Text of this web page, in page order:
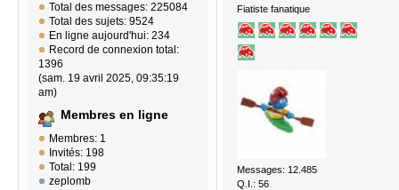
Total des messages: 225084
Total des sujets: 9524
En ligne aujourd'hui: 234
Record de connexion total:
1396
(sam. 19 avril 2025, 09:35:19
am)
Membres en ligne
Membres: 1
Invités: 198
Total: 199
zeplomb
Fiatiste fanatique
Messages: 12.485
Q.I.: 56